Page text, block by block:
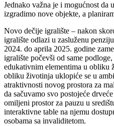
Jednako važna je i mogućnost da
izgradimo nove objekte, a
Novo dečije igralište – nakon
igralište odlazi u zasluženu
2024. do aprila 2025. godine
igralište počevši od same
edukativnim elementima u obliku
obliku životinja uklopiće se u
atraktivnosti novog prostora za
da sačuvamo svo postojeće
omiljeni prostor za pauzu u
interaktivne table na njemu
osobama sa invaliditetom.